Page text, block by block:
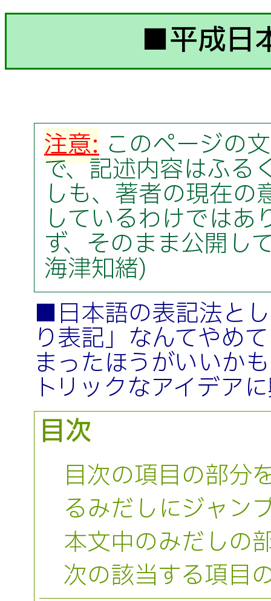
■平成日
注意: このページの
で、記述内容はふる
しも、著者の現在
しているわけではあ
ず、そのまま公開
海津知緒)
■日本語の表記法と
り表記」なんてやめ
まったほうがいいか
トリックなアイデア
目次
目次の項目の部分
るみだしにジャン
本文中のみだしの
次の該当する項目